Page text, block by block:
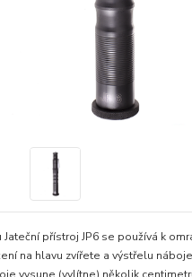
přístroj JP6 se používá k
na hlavu zvířete a výstřelu